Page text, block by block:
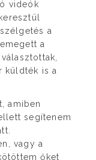
videók
a
a
küldték is a
amiben
segítenem
vagy a
őket